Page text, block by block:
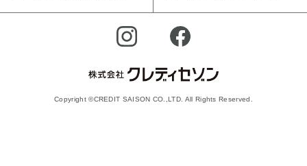
Copyright ©CREDIT SAISON CO.,LTD. All Rights Reserved.